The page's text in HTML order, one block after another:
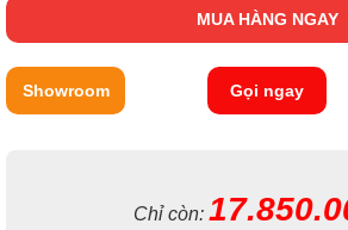
MUA HÀNG NGAY
Showroom Gọi ngay
Chỉ còn: